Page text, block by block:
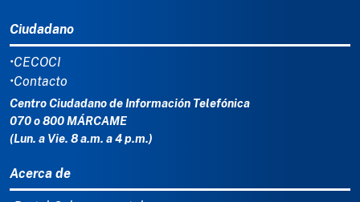
Ciudadano
•CECOCI
•Contacto
Centro Ciudadano de Información Telefónica
070 o 800 MÁRCAME
(Lun. a Vie. 8 a.m. a 4 p.m.)
Acerca de